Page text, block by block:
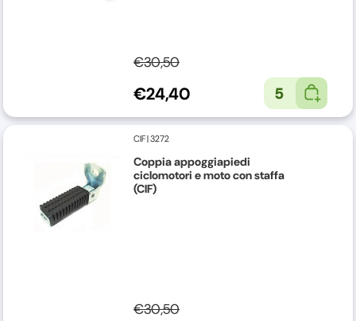
€30,50
€24,40 5
CIF|3272
Coppia appoggiapiedi
ciclomotori e moto con staffa
(CIF)
€30,50